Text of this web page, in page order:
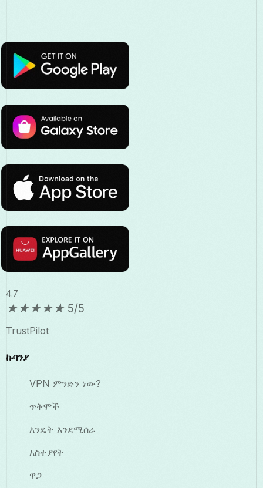
4.7
★★★★★ 5/5
TrustPilot
ኩባንያ
VPN ምንድን ነው?
ጥቅሞች
እንዴት እንደሚሰራ
አስተያየት
ዋጋ